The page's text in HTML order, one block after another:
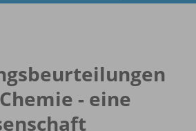
- eine